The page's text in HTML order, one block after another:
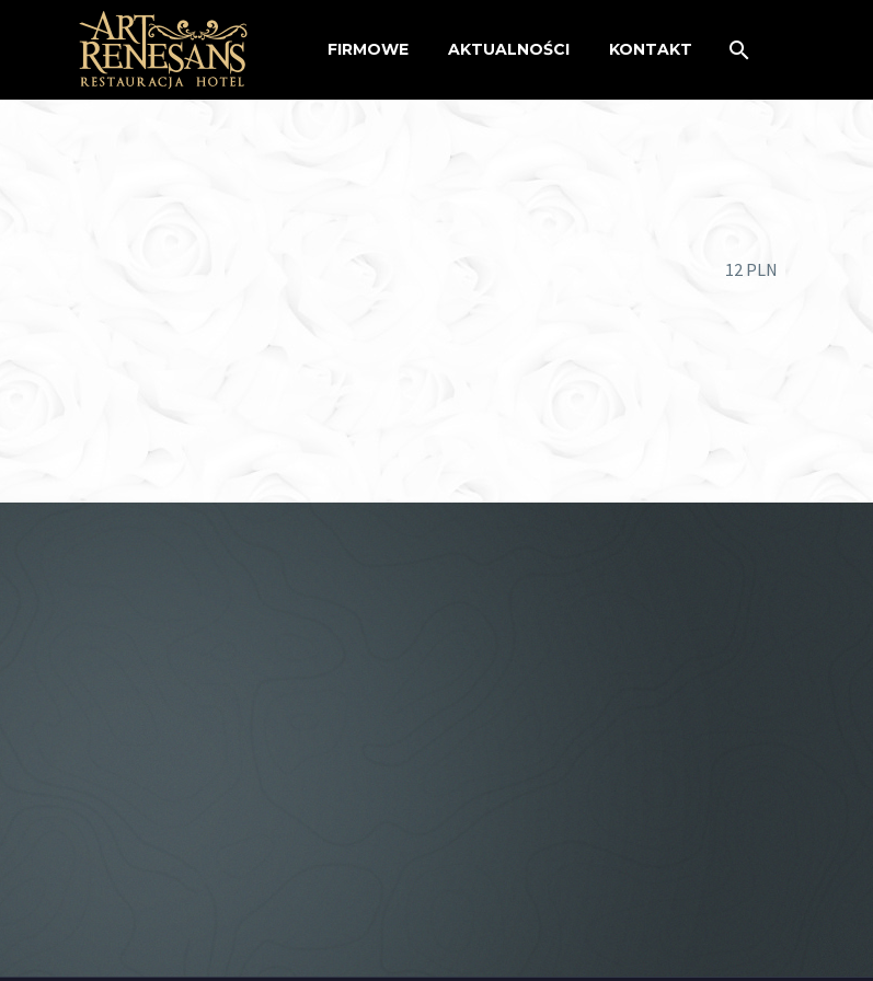
FIRMOWE AKTUALNOŚCI KONTAKT
12 PLN